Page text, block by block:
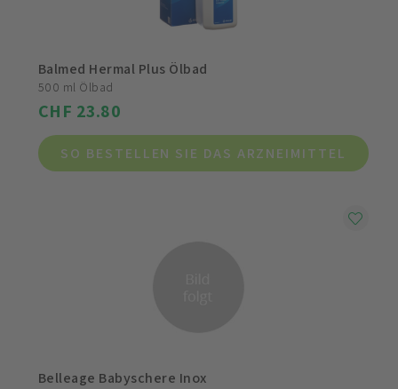
Balmed Hermal Plus Ölbad
500 ml Ölbad
CHF 23.80
SO BESTELLEN SIE DAS ARZNEIMITTEL
Belleage Babyschere Inox